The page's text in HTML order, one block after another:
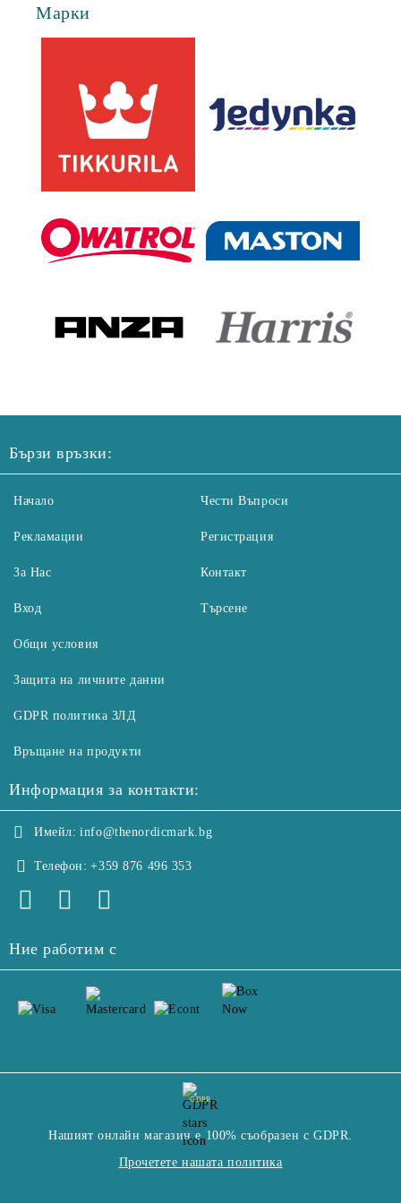
Ние ще се свържем с вас в рамките на работния ден.
Марки
Бързи връзки:
Начало
Рекламации
За Нас
Вход
Чести Въпроси
Регистрация
Контакт
Търсене
Общи условия
Защита на личните данни
GDPR политика ЗЛД
Връщане на продукти
Информация за контакти:
Имейл: info@thenordicmark.bg
Телефон: +359 876 496 353
Ние работим с
GDPR
Нашият онлайн магазин е 100% съобразен с GDPR.
Прочетете нашата политика